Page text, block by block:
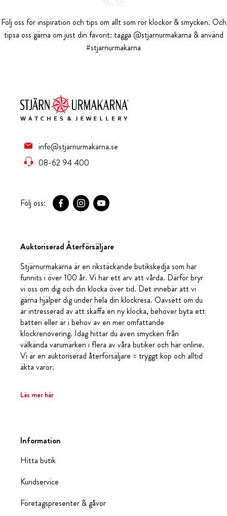
Följ oss för inspiration och tips om allt som rör klockor & smycken. Och
tipsa oss gärna om just din favorit: tagga @stjarnurmakarna & använd
#stjarnurmakarna
info@stjarnurmakarna.se
08-62 94 400
Följ oss:
Auktoriserad Återförsäljare
Stjärnurmakarna är en rikstäckande butikskedja som har
funnits i över 100 år. Vi har ett arv att vårda. Därför bryr
vi oss om dig och din klocka över tid. Det innebär att vi
gärna hjälper dig under hela din klockresa. Oavsett om du
är intresserad av att skaffa en ny klocka, behöver byta ett
batteri eller är i behov av en mer omfattande
klockrenovering. Idag hittar du även smycken från
välkända varumärken i flera av våra butiker och här online.
Vi är en auktoriserad återförsäljare = tryggt köp och alltid
äkta varor.
Läs mer här
Information
Hitta butik
Kundservice
Företagspresenter & gåvor